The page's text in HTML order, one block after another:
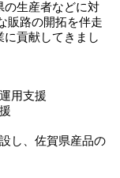
の生産者などに対
販路の開拓を伴走
貢献してきまし
用支援
し、佐賀県産品の